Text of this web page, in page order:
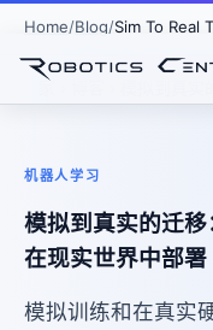
Home Blog Sim To Real
家
机器人学习
模拟到真实的迁
在现实世界中部署
模拟训练和在真实